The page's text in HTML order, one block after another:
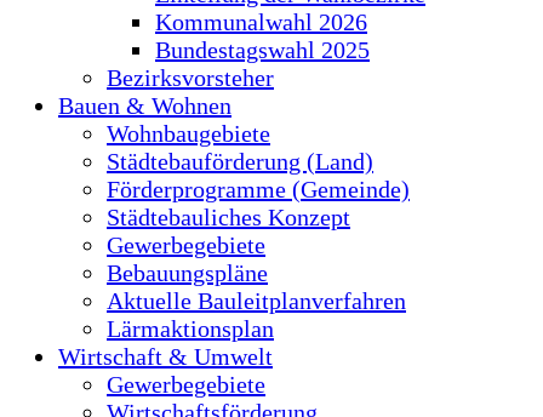
Kommunalwahl 2026
Bundestagswahl 2025
Bezirksvorsteher
Bauen & Wohnen
Wohnbaugebiete
Städtebauförderung (Land)
Förderprogramme (Gemeinde)
Städtebauliches Konzept
Gewerbegebiete
Bebauungspläne
Aktuelle Bauleitplanverfahren
Lärmaktionsplan
Wirtschaft & Umwelt
Gewerbegebiete